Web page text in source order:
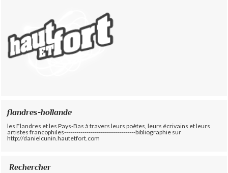
flandres-hollande
les Flandres et les Pays-Bas à travers leurs poètes, leurs écrivains et leurs
artistes francophiles-----------------------------------bibliographie sur
http://danielcunin.hautetfort.com
Rechercher